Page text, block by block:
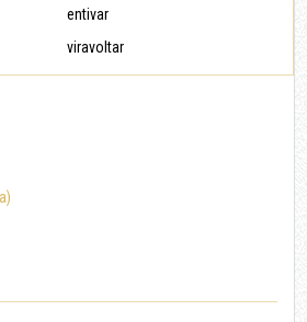
entivar
viravoltar